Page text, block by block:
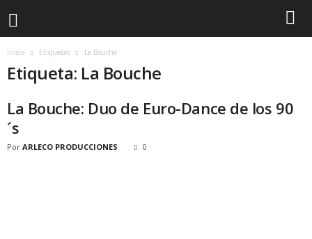
Inicio Etiquetas La Bouche
Etiqueta: La Bouche
La Bouche: Duo de Euro-Dance de los 90
´s
Por ARLECO PRODUCCIONES 0